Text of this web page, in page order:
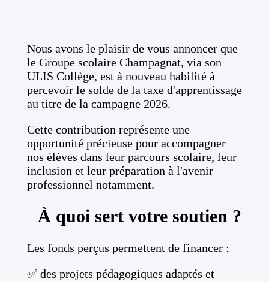
Nous avons le plaisir de vous annoncer que
le Groupe scolaire Champagnat, via son
ULIS Collège, est à nouveau habilité à
percevoir le solde de la taxe d'apprentissage
au titre de la campagne 2026.
Cette contribution représente une
opportunité précieuse pour accompagner
nos élèves dans leur parcours scolaire, leur
inclusion et leur préparation à l'avenir
professionnel notamment.
À quoi sert votre soutien ?
Les fonds perçus permettent de financer :
✅ des projets pédagogiques adaptés et